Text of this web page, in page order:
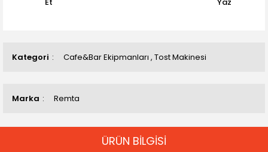
Kategori Cafe&Bar Ekipmanları , Tost Makinesi
Marka Remta
ÜRÜN BİLGİSİ